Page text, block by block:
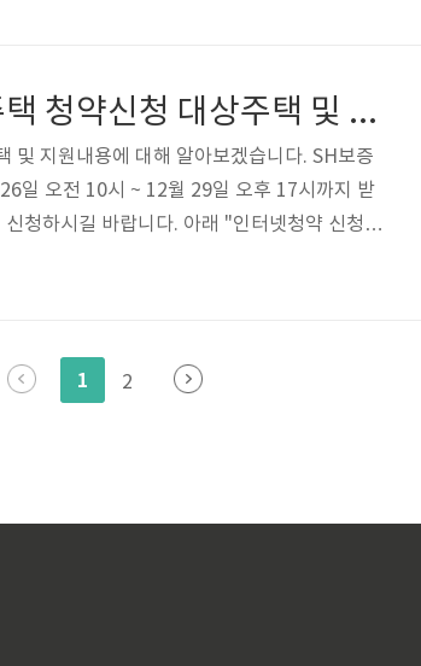
SH보증금지원형 장기안심주택 청약신청 대상주택 및 지원내용 알아보기
및 지원내용에 대해 알아보겠습니다. SH보증
일 오전 10시 ~ 12월 29일 오후 17시까지 받
청하시길 바랍니다. 아래 "인터넷청약 신청방
서류를 잘 준비하여 신청하시길 바랍니다. 인
스텔 참고로 상가주택 중 용도가 주거용인 부
시설 불가) 오피스..
1 2